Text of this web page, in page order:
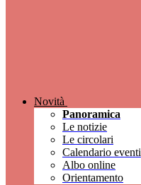
Novità
Panoramica
Le notizie
Le circolari
Calendario eventi
Albo online
Orientamento